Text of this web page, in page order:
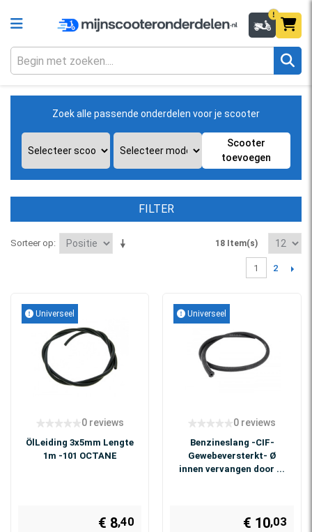
Zoek alle passende onderdelen voor je scooter
Scooter
toevoegen
FILTER
Sorteer op 18 Item(s)
1 2
Universeel
0 reviews
ÖlLeiding 3x5mm Lengte
1m -101 OCTANE
€ 8,40
Universeel
0 reviews
Benzineslang -CIF-
Gewebeversterkt- Ø
innen vervangen door ...
€ 10,03